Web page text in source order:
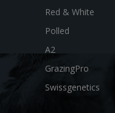
Red & White
Polled
A2
GrazingPro
Swissgenetics